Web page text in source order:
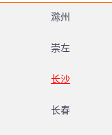
滁州
崇左
长沙
长春